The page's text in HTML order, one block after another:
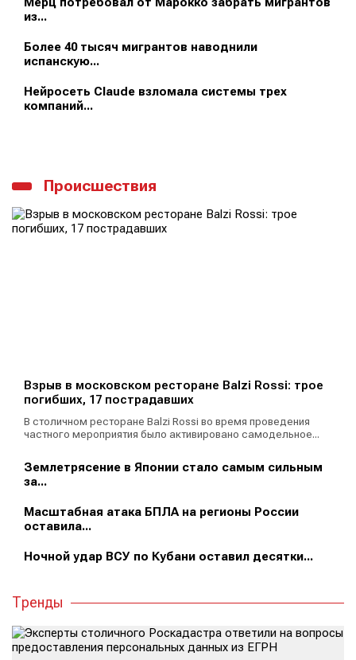
из...
Более 40 тысяч мигрантов наводнили
испанскую...
Нейросеть Claude взломала системы трех
компаний...
Происшествия
Взрыв в московском ресторане Balzi Rossi: трое
погибших, 17 пострадавших
В столичном ресторане Balzi Rossi во время проведения
частного мероприятия было активировано самодельное...
Землетрясение в Японии стало самым сильным
за...
Масштабная атака БПЛА на регионы России
оставила...
Ночной удар ВСУ по Кубани оставил десятки...
Тренды